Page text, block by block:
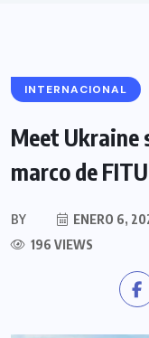
INTERNACIONAL
Meet Ukraine
marco de
BY ENERO 6,
196 VIEWS